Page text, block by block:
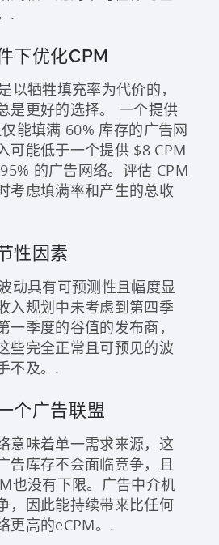
.
下优化CPM
以牺牲填充率为代价的，
是更好的选择。 一个提供
能填满 60% 库存的广告网
可能低于一个提供 $8 CPM
的广告网络。评估 CPM
考虑填满率和产生的总收
性因素
动具有可预测性且幅度显
入规划中未考虑到第四季
一季度的谷值的发布商，
些完全正常且可预见的波
不及。.
个广告联盟
意味着单一需求来源，这
告库存不会面临竞争，且
也没有下限。广告中介机
，因此能持续带来比任何
更高的eCPM。.